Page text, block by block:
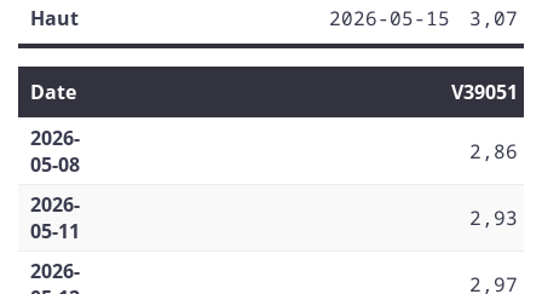
Haut
2026-05-15 3,07
Date
V39051
2026-
05-08
2,86
2026-
05-11
2,93
2026-
2,97